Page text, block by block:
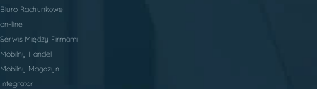
Biuro Rachunkowe
on-line
Serwis Między Firmami
Mobilny Handel
Mobilny Magazyn
Integrator